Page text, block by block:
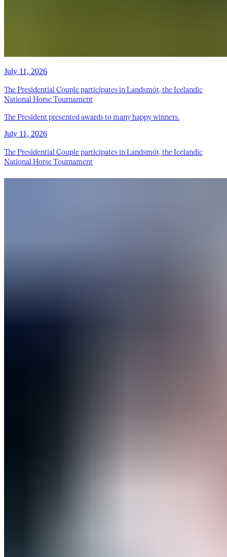
July 11, 2026
The Presidential Couple participates in Landsmót, the Icelandic
National Horse Tournament
The President presented awards to many happy winners.
July 11, 2026
The Presidential Couple participates in Landsmót, the Icelandic
National Horse Tournament